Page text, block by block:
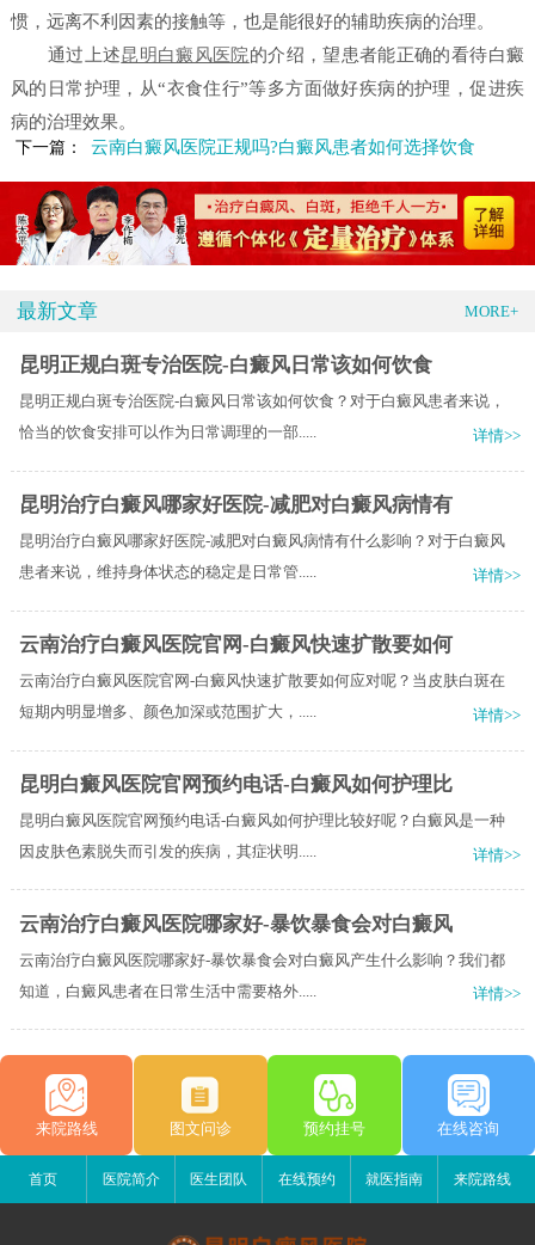
惯，远离不利因素的接触等，也是能很好的辅助疾病的治理。
通过上述昆明白癜风医院的介绍，望患者能正确的看待白癜
风的日常护理，从“衣食住行”等多方面做好疾病的护理，促进疾
病的治理效果。
下一篇： 云南白癜风医院正规吗?白癜风患者如何选择饮食
最新文章 MORE+
昆明正规白斑专治医院-白癜风日常该如何饮食
昆明正规白斑专治医院-白癜风日常该如何饮食？对于白癜风患者来说，
恰当的饮食安排可以作为日常调理的一部.....
详情>>
昆明治疗白癜风哪家好医院-减肥对白癜风病情有
昆明治疗白癜风哪家好医院-减肥对白癜风病情有什么影响？对于白癜风
患者来说，维持身体状态的稳定是日常管.....
详情>>
云南治疗白癜风医院官网-白癜风快速扩散要如何
云南治疗白癜风医院官网-白癜风快速扩散要如何应对呢？当皮肤白斑在
短期内明显增多、颜色加深或范围扩大，.....
详情>>
昆明白癜风医院官网预约电话-白癜风如何护理比
昆明白癜风医院官网预约电话-白癜风如何护理比较好呢？白癜风是一种
因皮肤色素脱失而引发的疾病，其症状明.....
详情>>
云南治疗白癜风医院哪家好-暴饮暴食会对白癜风
云南治疗白癜风医院哪家好-暴饮暴食会对白癜风产生什么影响？我们都
知道，白癜风患者在日常生活中需要格外.....
详情>>
来院路线 图文问诊 预约挂号 在线咨询
首页 医院简介 医生团队 在线预约 就医指南 来院路线